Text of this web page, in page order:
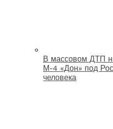
В массовом ДТП
М-4 «Дон» под
человека